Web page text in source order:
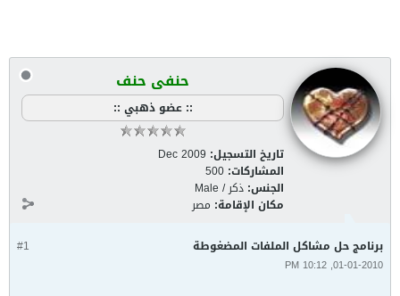
حنفى حنف
:: عضو ذهبي ::
تاريخ التسجيل: Dec 2009
المشاركات: 500
الجنس: ذكر / Male
مكان الإقامة: مصر
#1 برنامج حل مشاكل الملفات المضغوطة
01-01-2010, 10:12 PM